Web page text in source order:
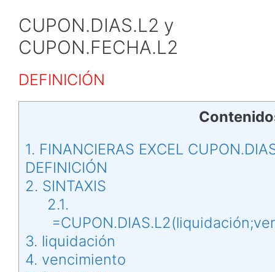
CUPON.DIAS.L2 y
CUPON.FECHA.L2
DEFINICIÓN
1. FINANCIERAS EXCEL
DEFINICIÓN
2. SINTAXIS
2.1.
3. liquidación
4. vencimiento